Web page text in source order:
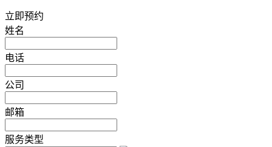
立即预约
姓名
电话
公司
邮箱
服务类型